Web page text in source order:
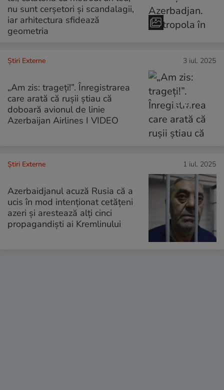
nu sunt cerșetori și scandalagii,
iar arhitectura sfidează
geometria
Știri Externe 3 iul. 2025
„Am zis: trageți!”. Înregistrarea
care arată că rușii știau că
doboară avionul de linie
Azerbaijan Airlines I VIDEO
Știri Externe 1 iul. 2025
Azerbaidjanul acuză Rusia că a
ucis în mod intenționat cetățeni
azeri și arestează alți cinci
propagandiști ai Kremlinului